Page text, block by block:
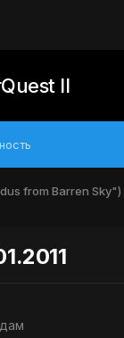
II
from Barren Sky")